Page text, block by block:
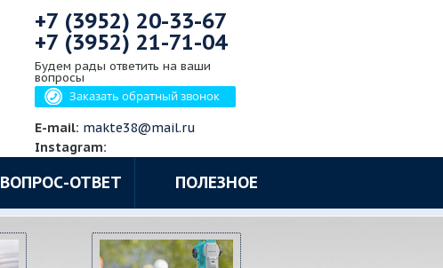
+7 (3952) 20-33-67
+7 (3952) 21-71-04
Будем рады ответить на ваши
вопросы
Заказать обратный звонок
E-mail: makte38@mail.ru
Instagram:
ВОПРОС-ОТВЕТ ПОЛЕЗНОЕ